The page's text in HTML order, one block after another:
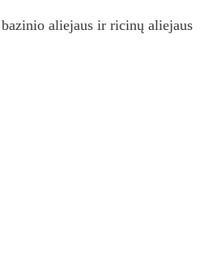
bazinio aliejaus ir ricinų aliejaus